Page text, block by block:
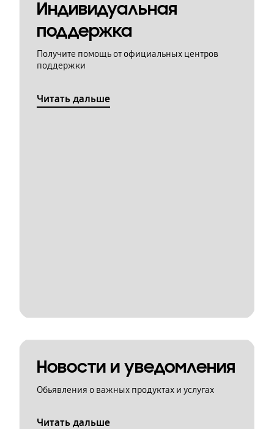
Индивидуальная
поддержка
Получите помощь от официальных центров
поддержки
Читать дальше
Новости и уведомления
Обьявления о важных продуктах и услугах
Читать дальше